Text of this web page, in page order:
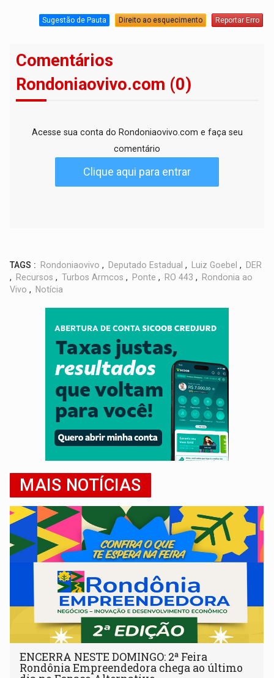
Sugestão de Pauta Direito ao esquecimento Reportar Erro
Comentários
Rondoniaovivo.com (0)
Acesse sua conta do Rondoniaovivo.com e faça seu
comentário
Clique aqui para entrar
TAGS : Rondoniaovivo , Deputado Estadual , Luiz Goebel ,
DER
,
Recursos , Turbos Armcos , Ponte , RO 443 ,
Rondonia ao
Vivo , Notícia
MAIS NOTÍCIAS
ENCERRA NESTE DOMINGO: 2ª Feira
Rondônia Empreendedora chega ao último